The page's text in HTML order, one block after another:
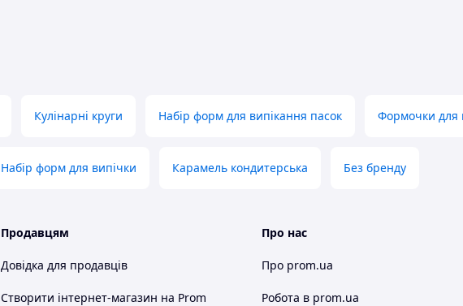
Кулінарні круги Набір форм для випікання пасок Формочки для
Набір форм для випічки Карамель кондитерська Без бренду
Продавцям
Довідка для продавців
Створити інтернет-магазин на Prom
Про нас
Про prom.ua
Робота в prom.ua